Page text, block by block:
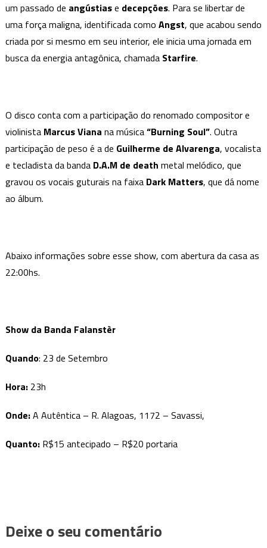
um passado de angústiase decepções. Para se libertar de
uma força maligna, identificada como Angst, que acabou sendo
criada por si mesmo em seu interior, ele inicia uma jornada em
busca da energia antagônica, chamada Starfire.
O disco conta com a participação do renomado compositor e
violinista Marcus Viana na música“Burning Soul”. Outra
participação de peso é a de Guilherme de Alvarenga, vocalista
e tecladista da banda D.A.M de death metal melódico, que
gravou os vocais guturais na faixa Dark Matters, que dá nome
ao álbum.
Abaixo informações sobre esse show, com abertura da casa as
22:00hs.
Show da Banda Falanstèr
Quando: 23 de Setembro
Hora:23h
Onde:A Autêntica – R. Alagoas, 1172 – Savassi,
Quanto: R$15 antecipado – R$20 portaria
Deixe o seu comentário